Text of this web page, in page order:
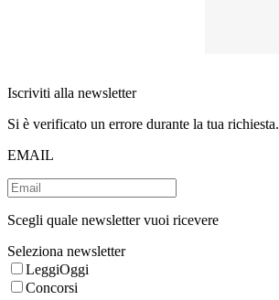
Iscriviti alla newsletter
Si è verificato un errore durante la tua richiesta.
EMAIL
Scegli quale newsletter vuoi ricevere
Seleziona newsletter
LeggiOggi
Concorsi